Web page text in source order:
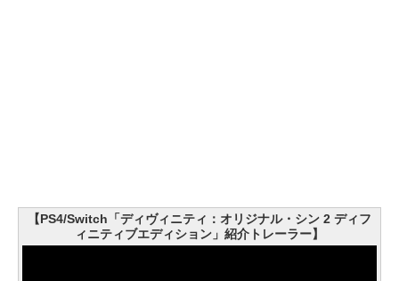
【PS4/Switch「ディヴィニティ：オリジナル・シン 2 ディフ
ィニティブエディション」紹介トレーラー】